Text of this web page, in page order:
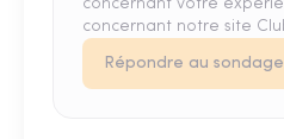
concernant votre
concernant notre site
Répondre au sondage